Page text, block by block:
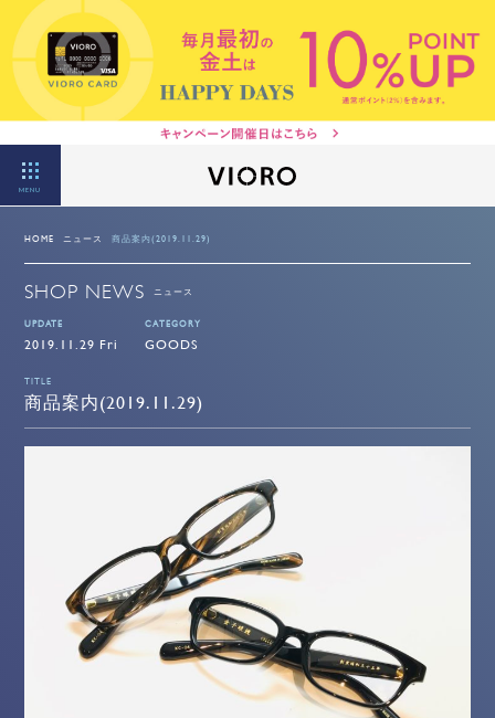
MENU
HOME ニュース 商品案内(2019.11.29)
SHOP NEWS ニュース
UPDATE
2019.11.29 Fri
CATEGORY
GOODS
TITLE
商品案内(2019.11.29)